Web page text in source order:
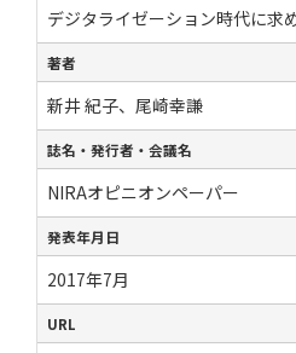
デジタライゼーション時代に求
著者
新井 紀子、尾崎幸謙
誌名・発行者・会議名
NIRAオピニオンペーパー
発表年月日
2017年7月
URL